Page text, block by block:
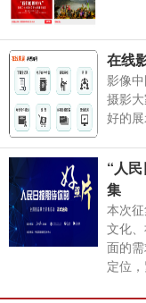
在线
影像
摄影
好的
“人
集
本次
文化
面的
定位